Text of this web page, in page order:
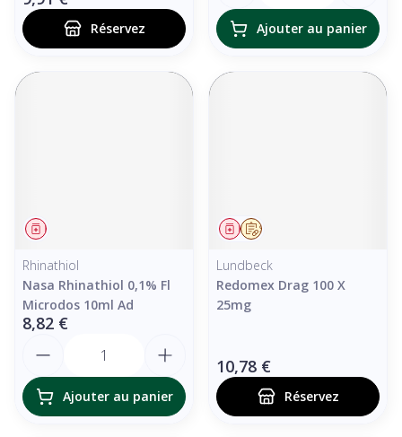
Réservez Ajouter au panier
Médicament
Rhinathiol
Nasa Rhinathiol 0,1% Fl
Microdos 10ml Ad
8,82 €
Ajouter au panier
Sur prescription
Médicament
Lundbeck
Redomex Drag 100 X
25mg
10,78 €
Réservez